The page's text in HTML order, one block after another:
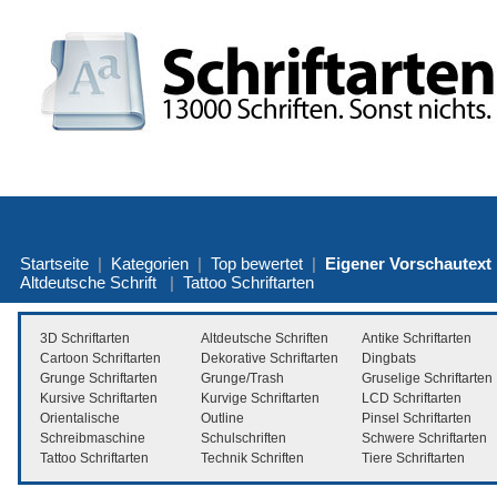
Startseite | Kategorien | Top bewertet | Eigener Vorschautext
Altdeutsche Schrift | Tattoo Schriftarten
3D Schriftarten Altdeutsche Schriften
Antike Schriftarten
Cartoon Schriftarten
Dekorative Schriftarten
Dingbats
Grunge Schriftarten
Grunge/Trash
Gruselige Schriftarten
Kursive Schriftarten
Kurvige Schriftarten
LCD Schriftarten
Orientalische
Outline
Pinsel Schriftarten
Schreibmaschine
Schulschriften
Schwere Schriftarten
Tattoo Schriftarten
Technik Schriften Tiere Schriftarten